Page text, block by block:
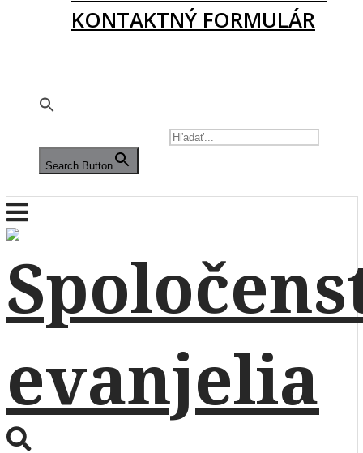
KONTAKTNÝ FORMULÁR
Search Button